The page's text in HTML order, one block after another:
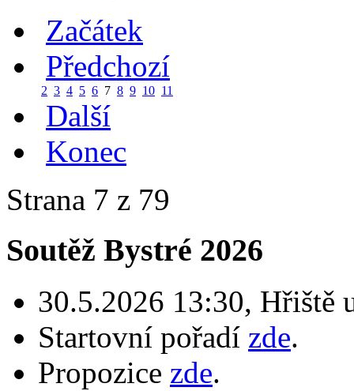
Začátek
Předchozí
2 3 4 5 6 7 8 9 10 11
Další
Konec
Strana 7 z 79
Soutěž Bystré 2026
30.5.2026 13:30, Hřiště
Startovní pořadí zde.
Propozice zde.